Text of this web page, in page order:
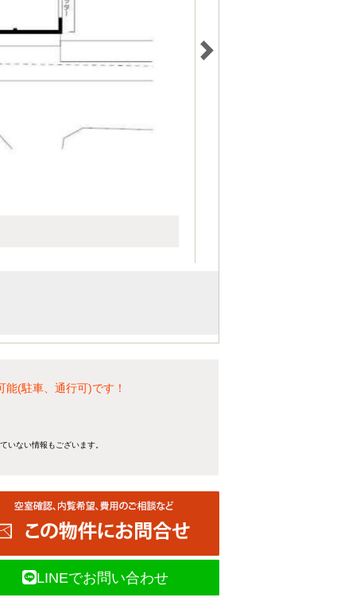
(駐車、通行可)です！
いない情報もございます。
LINEでお問い合わせ